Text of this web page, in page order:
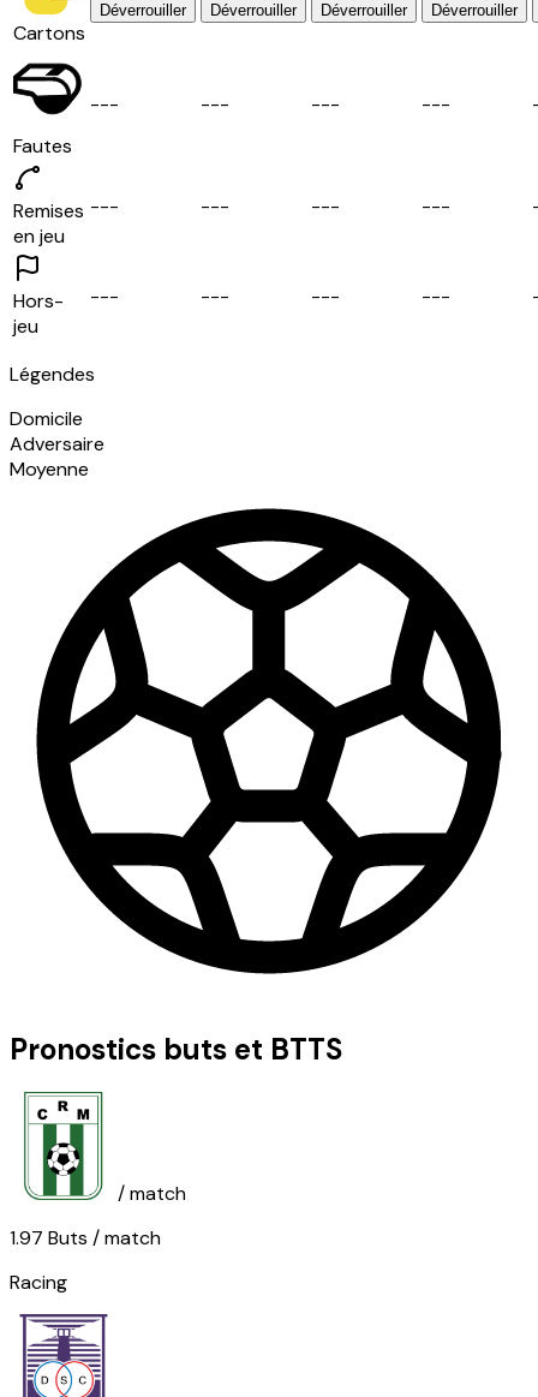
Cartons
Déverrouiller Déverrouiller Déverrouiller Déverrouiller
Fautes
--- --- --- ---
Remises
en jeu
--- --- --- ---
Hors-
jeu
--- --- --- ---
Légendes
Domicile
Adversaire
Moyenne
Pronostics buts et BTTS
/ match
1.97 Buts / match
Racing